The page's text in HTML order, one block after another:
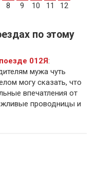
8 9 10 11 12
по этому
012Я:
мужа чуть
могу сказать, что
впечатления от
проводницы и